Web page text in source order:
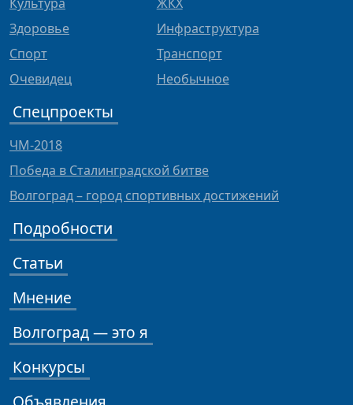
Здоровье
Спорт
Очевидец
Инфраструктура
Транспорт
Необычное
Спецпроекты
ЧМ-2018
Победа в Сталинградской битве
Волгоград – город спортивных достижений
Подробности
Статьи
Мнение
Волгоград — это я
Конкурсы